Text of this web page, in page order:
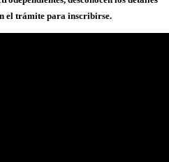
el trámite para inscribirse.